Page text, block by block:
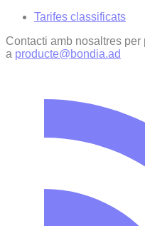
Tarifes classificats
Contacti amb nosaltres
a producte@bondia.ad